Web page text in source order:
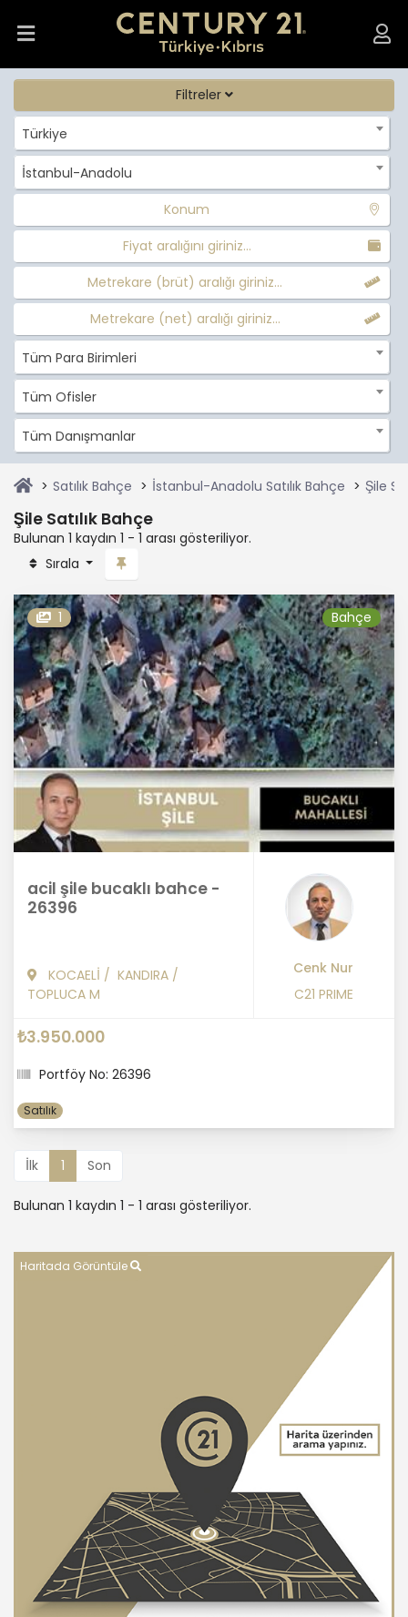
Filtreler
Türkiye
İstanbul-Anadolu
Konum
Fiyat aralığını giriniz...
Metrekare (brüt) aralığı giriniz...
Metrekare (net) aralığı giriniz...
Tüm Para Birimleri
Tüm Ofisler
Tüm Danışmanlar
Satılık Bahçe İstanbul-Anadolu Satılık Bahçe Şile
Şile Satılık Bahçe
Bulunan 1 kaydın 1 - 1 arası gösteriliyor.
Sırala
1 Bahçe
acil şile bucaklı bahce -
26396
KOCAELİ / KANDIRA /
TOPLUCA M
Cenk Nur
C21 PRIME
₺3.950.000
Portföy No: 26396
Satılık
İlk 1 Son
Bulunan 1 kaydın 1 - 1 arası gösteriliyor.
Haritada Görüntüle